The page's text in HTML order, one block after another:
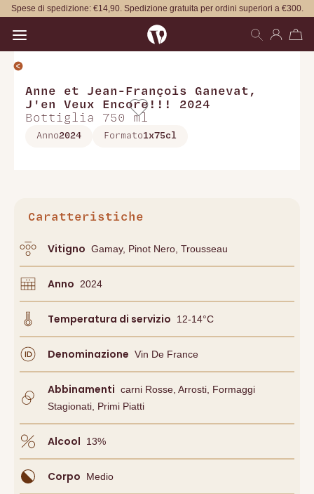
Spese di spedizione: €14,90. Spedizione gratuita per ordini superiori a €300.
Anne et Jean-François Ganevat ,
J'en Veux Encore!!! 2024
Bottiglia 750 ml
Anno2024 Formato1x75cl
Caratteristiche
Vitigno Gamay, Pinot Nero, Trousseau
Anno 2024
Temperatura di servizio 12-14°C
Denominazione Vin De France
Abbinamenti Carni Rosse, Arrosti, Formaggi
Stagionati, Primi Piatti
Alcool 13%
Corpo Medio